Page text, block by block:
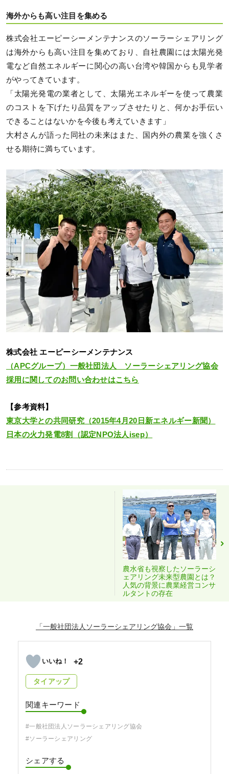
海外からも高い注目を集める
株式会社エーピーシーメンテナンスのソーラーシェアリング
は海外からも高い注目を集めており、自社農園には太陽光発
電など自然エネルギーに関心の高い台湾や韓国からも見学者
がやってきています。
「太陽光発電の業者として、太陽光エネルギーを使って農業
のコストを下げたり品質をアップさせたりと、何かお手伝い
できることはないかを今後も考えていきます」
大村さんが語った同社の未来はまた、国内外の農業を強くさ
せる期待に満ちています。
株式会社 エーピーシーメンテナンス
（APCグループ）一般社団法人 ソーラーシェアリング協会
採用に関してのお問い合わせはこちら
【参考資料】
東京大学との共同研究（2015年4月20日新エネルギー新聞）
日本の火力発電8割（認定NPO法人isep）
農水省も視察したソーラーシ
ェアリング未来型農園とは？
人気の背景に農業経営コンサ
ルタントの存在
「一般社団法人ソーラーシェアリング協会」
+2
タイアップ
関連キーワード
#一般社団法人ソーラーシェアリング協会
#ソーラーシェアリング
シェアする